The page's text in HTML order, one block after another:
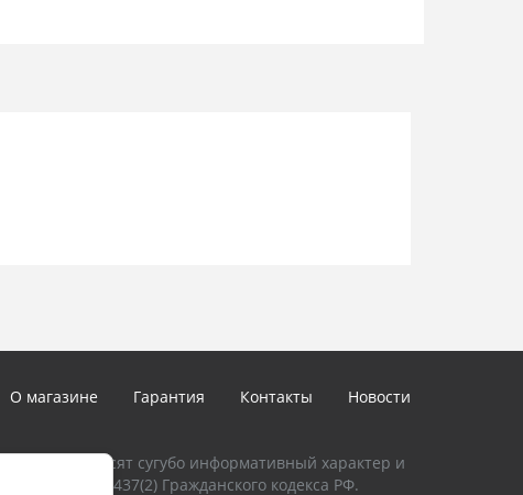
О магазине Гарантия Контакты Новости
каталоге, носят сугубо информативный характер и
Статьи 437(2) Гражданского кодекса РФ.